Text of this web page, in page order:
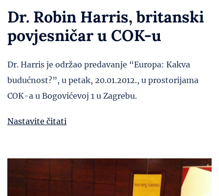
Dr. Robin Harris, britanski
povjesničar u COK-u
Dr. Harris je održao predavanje “Europa: Kakva
budućnost?”, u petak, 20.01.2012., u prostorijama
COK-a u Bogovićevoj 1 u Zagrebu.
Nastavite čitati